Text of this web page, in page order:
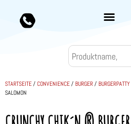
STARTSEITE/CONVENIENCE/ BURGER/ BURGERPATTY
SALOMON